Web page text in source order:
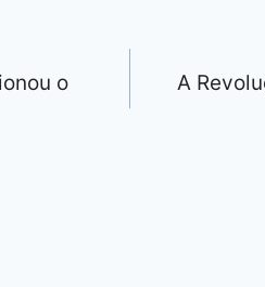
o
A